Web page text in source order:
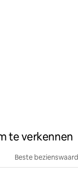
te verkennen
Beste